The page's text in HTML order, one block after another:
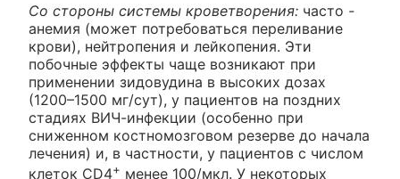
Со стороны системы кроветворения: часто -
анемия (может потребоваться переливание
крови), нейтропения и лейкопения. Эти
побочные эффекты чаще возникают при
применении зидовудина в высоких дозах
(1200–1500 мг/сут), у пациентов на поздних
стадиях ВИЧ-инфекции (особенно при
сниженном костномозговом резерве до начала
лечения) и, в частности, у пациентов с числом
клеток CD4+ менее 100/мкл. У некоторых